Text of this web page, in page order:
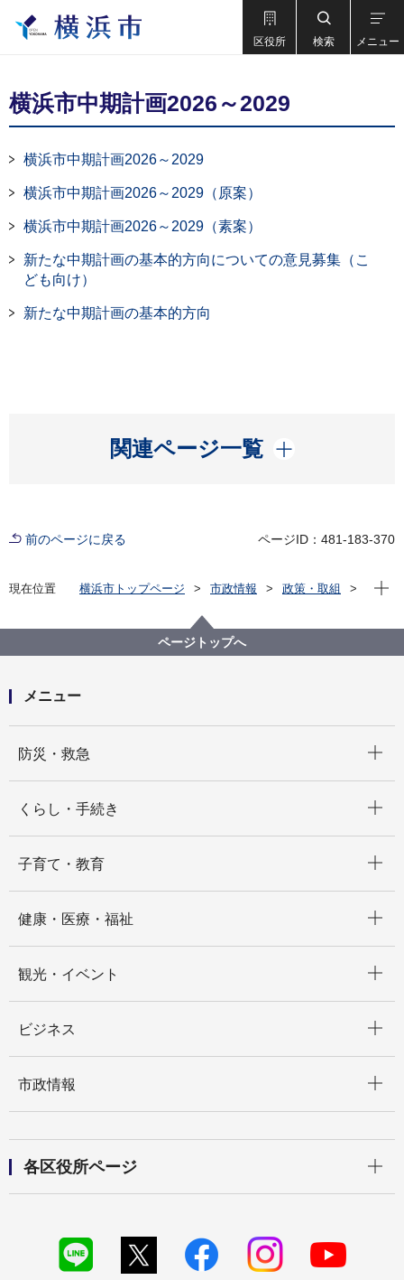
区役所 検索 メニュー
横浜市中期計画2026～2029
横浜市中期計画2026～2029
横浜市中期計画2026～2029（原案）
横浜市中期計画2026～2029（素案）
新たな中期計画の基本的方向についての意見募集（こ
ども向け）
新たな中期計画の基本的方向
関連ページ一覧
開く
前のページに戻る ページID：481-183-370
現在位置 横浜市トップページ 市政情報
政策・取組
横浜市中期計画2026～2029
現在
ページトップへ
メニュー
防災・救急
くらし・手続き
子育て・教育
健康・医療・福祉
観光・イベント
ビジネス
市政情報
各区役所ページ